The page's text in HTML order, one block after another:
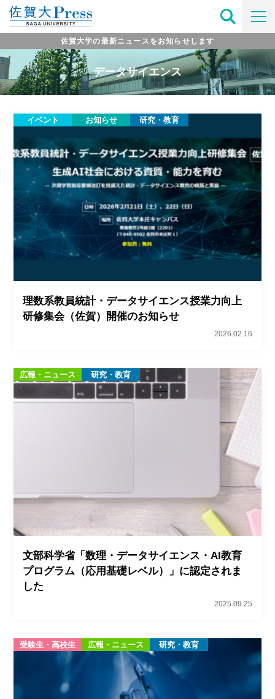
佐賀大学の最新ニュースをお知らせします
データサイエンス
イベント お知らせ 研究・教育
理数系教員統計・データサイエンス授業力向上
研修集会（佐賀）開催のお知らせ
2026.02.16
広報・ニュース 研究・教育
文部科学省「数理・データサイエンス・AI教育
プログラム（応用基礎レベル）」に認定されま
した
2025.09.25
受験生・高校生 広報・ニュース 研究・教育